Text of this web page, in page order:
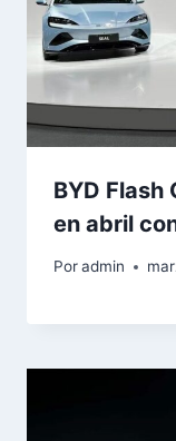
BYD Flash
en abril
Poradmin